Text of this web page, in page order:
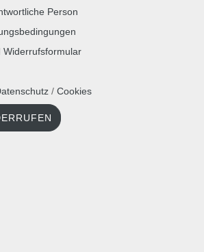
Person
Widerrufsformular
/ Cookies